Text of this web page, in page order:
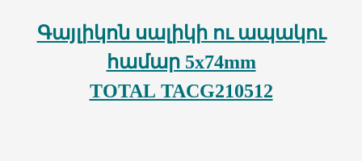
Գայլիկոն սալիկի ու ապակու
համար 5x74mm
TOTAL TACG210512